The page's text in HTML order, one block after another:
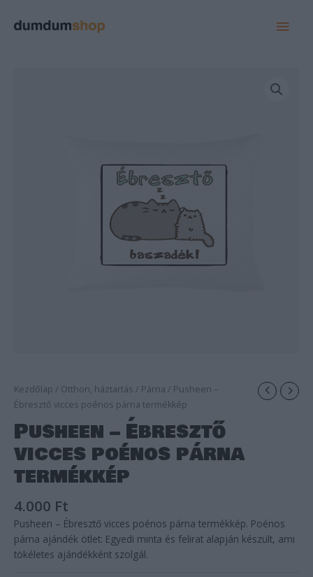
Kezdőlap / Otthon, háztartás / Párna / Pusheen –
Ébresztő vicces poénos párna termékkép
Pusheen – Ébresztő
vicces poénos párna
termékkép
4.000 Ft
Pusheen – Ébresztő vicces poénos párna termékkép. Poénos
párna ajándék ötlet: Egyedi minta és felirat alapján készült, ami
tökéletes ajándékként szolgál.